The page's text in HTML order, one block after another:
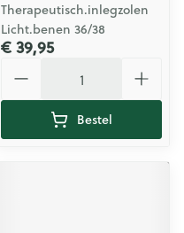
Therapeutisch.inlegzolen
Licht.benen 36/38
€ 39,95
Bestel